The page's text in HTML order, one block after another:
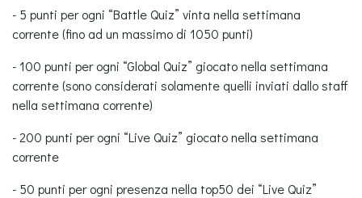
- 5 punti per ogni “Battle Quiz” vinta nella settimana
corrente (fino ad un massimo di 1050 punti)
- 100 punti per ogni “Global Quiz” giocato nella settimana
corrente (sono considerati solamente quelli inviati dallo staff
nella settimana corrente)
- 200 punti per ogni “Live Quiz” giocato nella settimana
corrente
- 50 punti per ogni presenza nella top50 dei “Live Quiz”